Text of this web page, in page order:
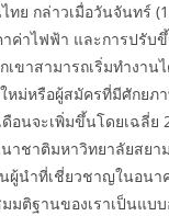
ย กล่าวเมื่อวันจันทร์
ค่าไฟฟ้า และการปรั
ขาสามารถเริ่มทำงา
หม่หรือผู้สมัครที่มีศักย
อนจะเพิ่มขึ้นโดยเฉลี่
าชาติมหาวิทยาลัยสย
ผู้นำที่เชี่ยวชาญในอน
มติฐานของเราเป็นแ